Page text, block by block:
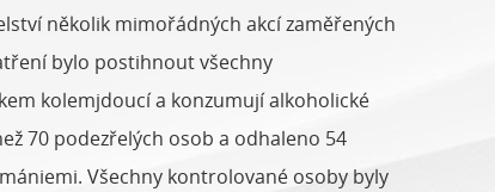
několik mimořádných akcí zaměřených
bylo postihnout všechny
kolemjdoucí a konzumují alkoholické
70 podezřelých osob a odhaleno 54
Všechny kontrolované osoby byly